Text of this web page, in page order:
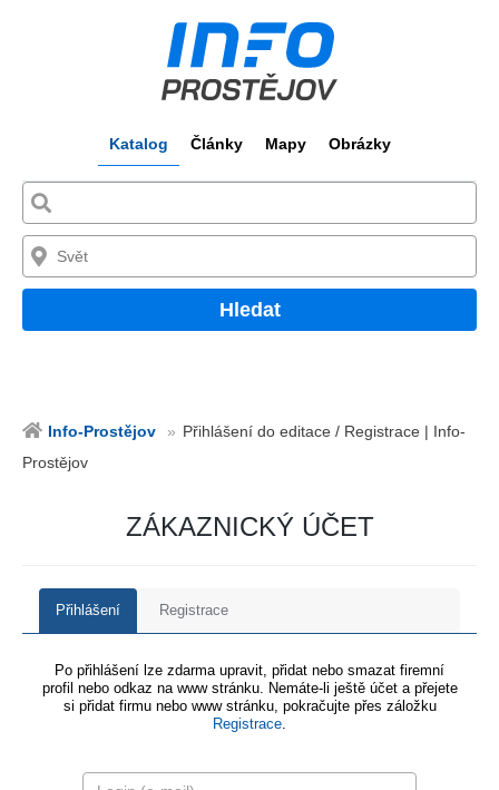
Katalog Články Mapy Obrázky
Hledat
Info-Prostějov
Přihlášení do editace / Registrace | Info-
Prostějov
ZÁKAZNICKÝ ÚČET
Přihlášení Registrace
Po přihlášení lze zdarma upravit, přidat nebo smazat firemní
profil nebo odkaz na www stránku. Nemáte-li ještě účet a přejete
si přidat firmu nebo www stránku, pokračujte přes záložku
Registrace.